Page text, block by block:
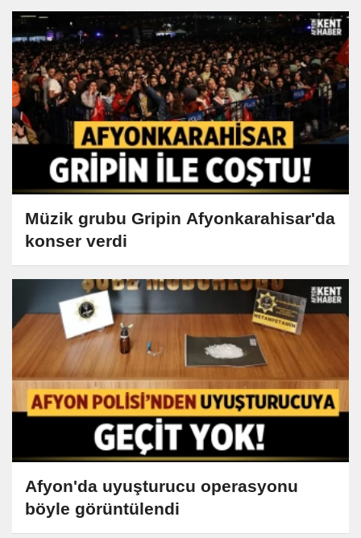
Müzik grubu Gripin Afyonkarahisar'da
konser verdi
Afyon'da uyuşturucu operasyonu
böyle görüntülendi